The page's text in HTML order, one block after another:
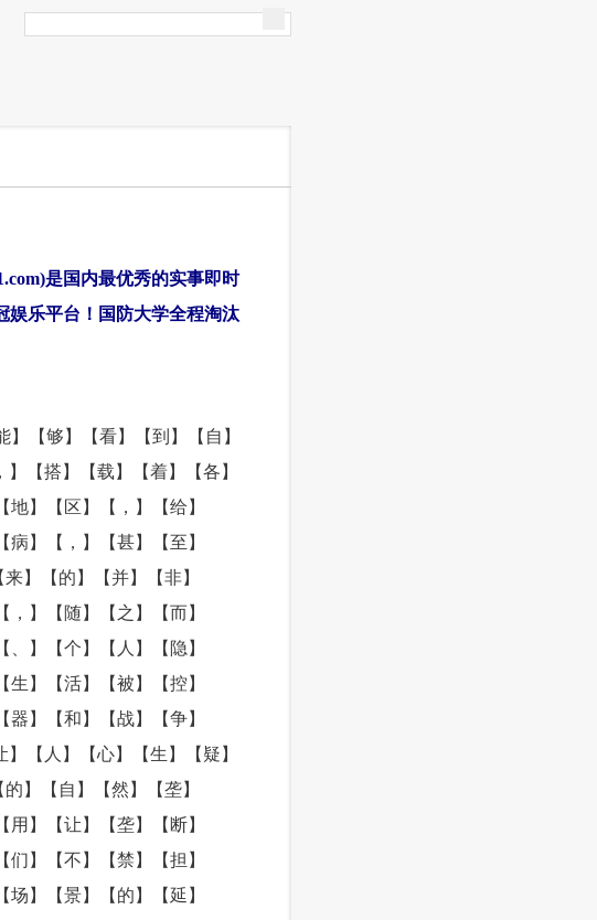
是国内最优秀的实事即时
娱乐平台！国防大学全程淘汰
【够】【看】【到】【自】
【搭】【载】【着】【各】
】【区】【，】【给】
】【，】【甚】【至】
】【的】【并】【非】
】【随】【之】【而】
】【个】【人】【隐】
】【活】【被】【控】
】【和】【战】【争】
【人】【心】【生】【疑】
】【自】【然】【垄】
】【让】【垄】【断】
】【不】【禁】【担】
】【景】【的】【延】